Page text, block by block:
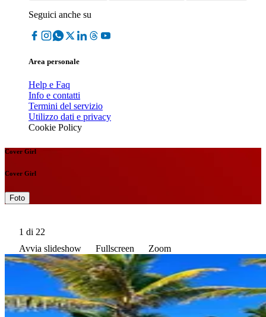
Seguici anche su
Area personale
Help e Faq
Info e contatti
Termini del servizio
Utilizzo dati e privacy
Cookie Policy
Cover Girl
Cover Girl
Foto
1 di 22
Avvia slideshow
Fullscreen Zoom